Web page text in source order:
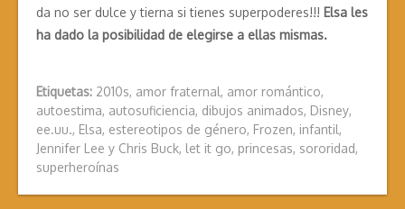
da no ser dulce y tierna si tienes superpoderes!!! Elsa les
ha dado la posibilidad de elegirse a ellas mismas.
Etiquetas: 2010s, amor fraternal, amor romántico,
autoestima, autosuficiencia, dibujos animados, Disney,
ee.uu., Elsa, estereotipos de género, Frozen, infantil,
Jennifer Lee y Chris Buck, let it go, princesas, sororidad,
superheroínas